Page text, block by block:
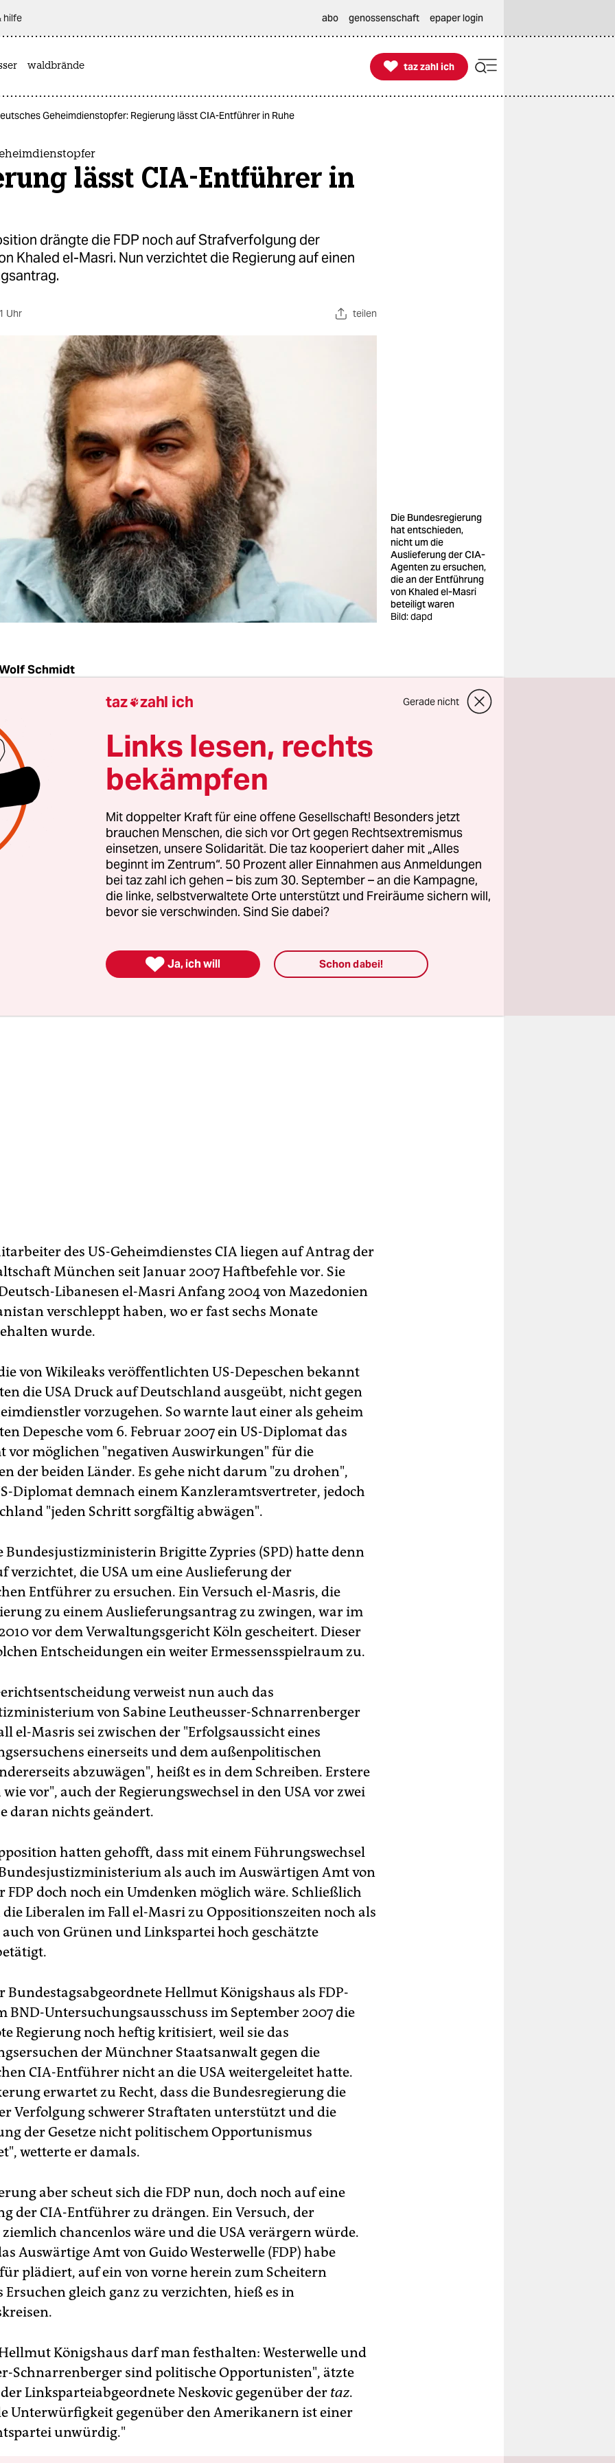
hilfe abo genossenschaft epaper login
waldbrände 
taz zahl ich
taz zahl ich
Geheimdienstopfer: Regierung lässt CIA-Entführer in Ruhe
lässt CIA-Entführer in
drängte die FDP noch auf Strafverfolgung der
Khaled el-Masri. Nun verzichtet die Regierung auf einen
Uhr teilen
Die Bundesregierung
hat entschieden,
nicht um die
Auslieferung der CIA-
Agenten zu ersuchen,
die an der Entführung
von Khaled el-Masri
beteiligt waren
Bild: dapd
Schmidt
| Am Ende siegt die Staatsräson: Nach erneuter Prüfung hat
schwarz-gelbe Bundesregierung entschieden, im Fall des
von den USA entführten Neu-Ulmers Khaled el-
um eine Auslieferung der beteiligten CIA-Agenten zu
Grund: Die fehlende Aussicht auf Erfolg. Das geht aus
des FDP-geführten Bundesjustizministeriums auf eine
des Abgeordneten Wolfgang Neskovic hervor, die der
besteht kein Anlass, den Fall im Hinblick auf ein
Ersuchen durch die USA stattgegeben würde."
des US-Geheimdienstes CIA liegen auf Antrag der
München seit Januar 2007 Haftbefehle vor. Sie
Libanesen el-Masri Anfang 2004 von Mazedonien
verschleppt haben, wo er fast sechs Monate
wurde.
von Wikileaks veröffentlichten US-Depeschen bekannt
die USA Druck auf Deutschland ausgeübt, nicht gegen
vorzugehen. So warnte laut einer als geheim
Depesche vom 6. Februar 2007 ein US-Diplomat das
vor möglichen "negativen Auswirkungen" für die
der beiden Länder. Es gehe nicht darum "zu drohen",
Diplomat demnach einem Kanzleramtsvertreter, jedoch
"jeden Schritt sorgfältig abwägen".
Bundesjustizministerin Brigitte Zypries (SPD) hatte denn
verzichtet, die USA um eine Auslieferung der
Entführer zu ersuchen. Ein Versuch el-Masris, die
zu einem Auslieferungsantrag zu zwingen, war im
vor dem Verwaltungsgericht Köln gescheitert. Dieser
Entscheidungen ein weiter Ermessensspielraum zu.
verweist nun auch das
von Sabine Leutheusser-Schnarrenberger
el-Masris sei zwischen der "Erfolgsaussicht eines
einerseits und dem außenpolitischen
abzuwägen", heißt es in dem Schreiben. Erstere
vor", auch der Regierungswechsel in den USA vor zwei
daran nichts geändert.
hatten gehofft, dass mit einem Führungswechsel
als auch im Auswärtigen Amt von
FDP doch noch ein Umdenken möglich wäre. Schließlich
Liberalen im Fall el-Masri zu Oppositionszeiten noch als
von Grünen und Linkspartei hoch geschätzte
Bundestagsabgeordnete Hellmut Königshaus als FDP-
BND-Untersuchungsausschuss im September 2007 die
Regierung noch heftig kritisiert, weil sie das
der Münchner Staatsanwalt gegen die
CIA-Entführer nicht an die USA weitergeleitet hatte.
erwartet zu Recht, dass die Bundesregierung die
Verfolgung schwerer Straftaten unterstützt und die
der Gesetze nicht politischem Opportunismus
wetterte er damals.
aber scheut sich die FDP nun, doch noch auf eine
der CIA-Entführer zu drängen. Ein Versuch, der
chancenlos wäre und die USA verärgern würde.
Auswärtige Amt von Guido Westerwelle (FDP) habe
plädiert, auf ein von vorne herein zum Scheitern
gleich ganz zu verzichten, hieß es in
Königshaus darf man festhalten: Westerwelle und
Schnarrenberger sind politische Opportunisten", ätzte
Linksparteiabgeordnete Neskovic gegenüber der taz.
Unterwürfigkeit gegenüber den Amerikanern ist einer
unwürdig."
taz zahl ich Gerade nicht
Links lesen, rechts
bekämpfen
Mit doppelter Kraft für eine offene Gesellschaft! Besonders jetzt
brauchen Menschen, die sich vor Ort gegen Rechtsextremismus
einsetzen, unsere Solidarität. Die taz kooperiert daher mit „Alles
beginnt im Zentrum“. 50 Prozent aller Einnahmen aus Anmeldungen
bei taz zahl ich gehen – bis zum 30. September – an die Kampagne,
die linke, selbstverwaltete Orte unterstützt und Freiräume sichern will,
bevor sie verschwinden. Sind Sie dabei?
 Ja, ich will Schon dabei!